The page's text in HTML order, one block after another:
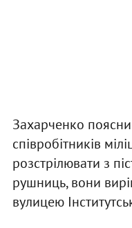
Захарченко
співробітників
розстрілювати з
рушниць, вони
вулицею